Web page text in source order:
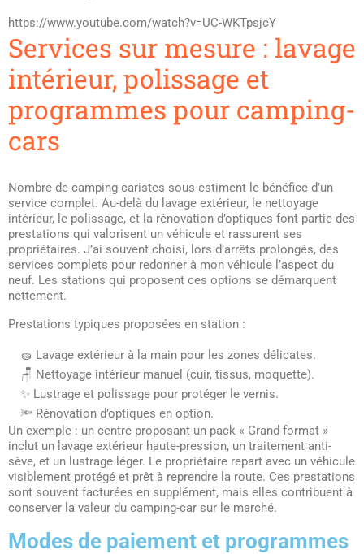
https://www.youtube.com/watch?v=UC-WKTpsjcY
Services sur mesure : lavage
intérieur, polissage et
programmes pour camping-
cars
Nombre de camping-caristes sous-estiment le bénéfice d’un
service complet. Au-delà du lavage extérieur, le nettoyage
intérieur, le polissage, et la rénovation d’optiques font partie des
prestations qui valorisent un véhicule et rassurent ses
propriétaires. J’ai souvent choisi, lors d’arrêts prolongés, des
services complets pour redonner à mon véhicule l’aspect du
neuf. Les stations qui proposent ces options se démarquent
nettement.
Prestations typiques proposées en station :
🧽 Lavage extérieur à la main pour les zones délicates.
🪑 Nettoyage intérieur manuel (cuir, tissus, moquette).
✨ Lustrage et polissage pour protéger le vernis.
🔦 Rénovation d’optiques en option.
Un exemple : un centre proposant un pack « Grand format »
inclut un lavage extérieur haute-pression, un traitement anti-
sève, et un lustrage léger. Le propriétaire repart avec un véhicule
visiblement protégé et prêt à reprendre la route. Ces prestations
sont souvent facturées en supplément, mais elles contribuent à
conserver la valeur du camping-car sur le marché.
Modes de paiement et programmes